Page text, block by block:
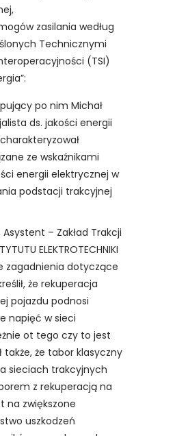
zasilania według
Technicznymi
(TSI)
po nim Michał
ds. jakości energii
ze wskaźnikami
energii elektrycznej w
podstacji trakcyjnej
– Zakład Trakcji
ELEKTROTECHNIKI
zagadnienia dotyczące
że rekuperacja
pojazdu podnosi
napięć w sieci
ot tego czy to jest
także, że tabor klasyczny
sieciach trakcyjnych
z rekuperacją na
na zwiększone
uszkodzeń